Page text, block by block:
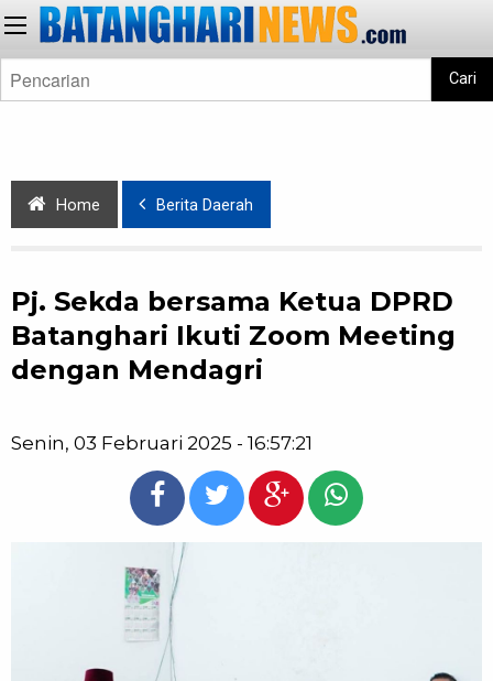
Cari
Home Berita Daerah
Pj. Sekda bersama Ketua DPRD
Batanghari Ikuti Zoom Meeting
dengan Mendagri
Senin, 03 Februari 2025 - 16:57:21